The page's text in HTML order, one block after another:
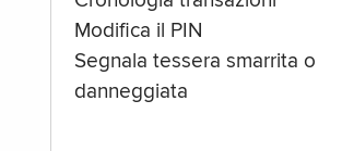
Modifica il PIN
Segnala tessera smarrita o
danneggiata